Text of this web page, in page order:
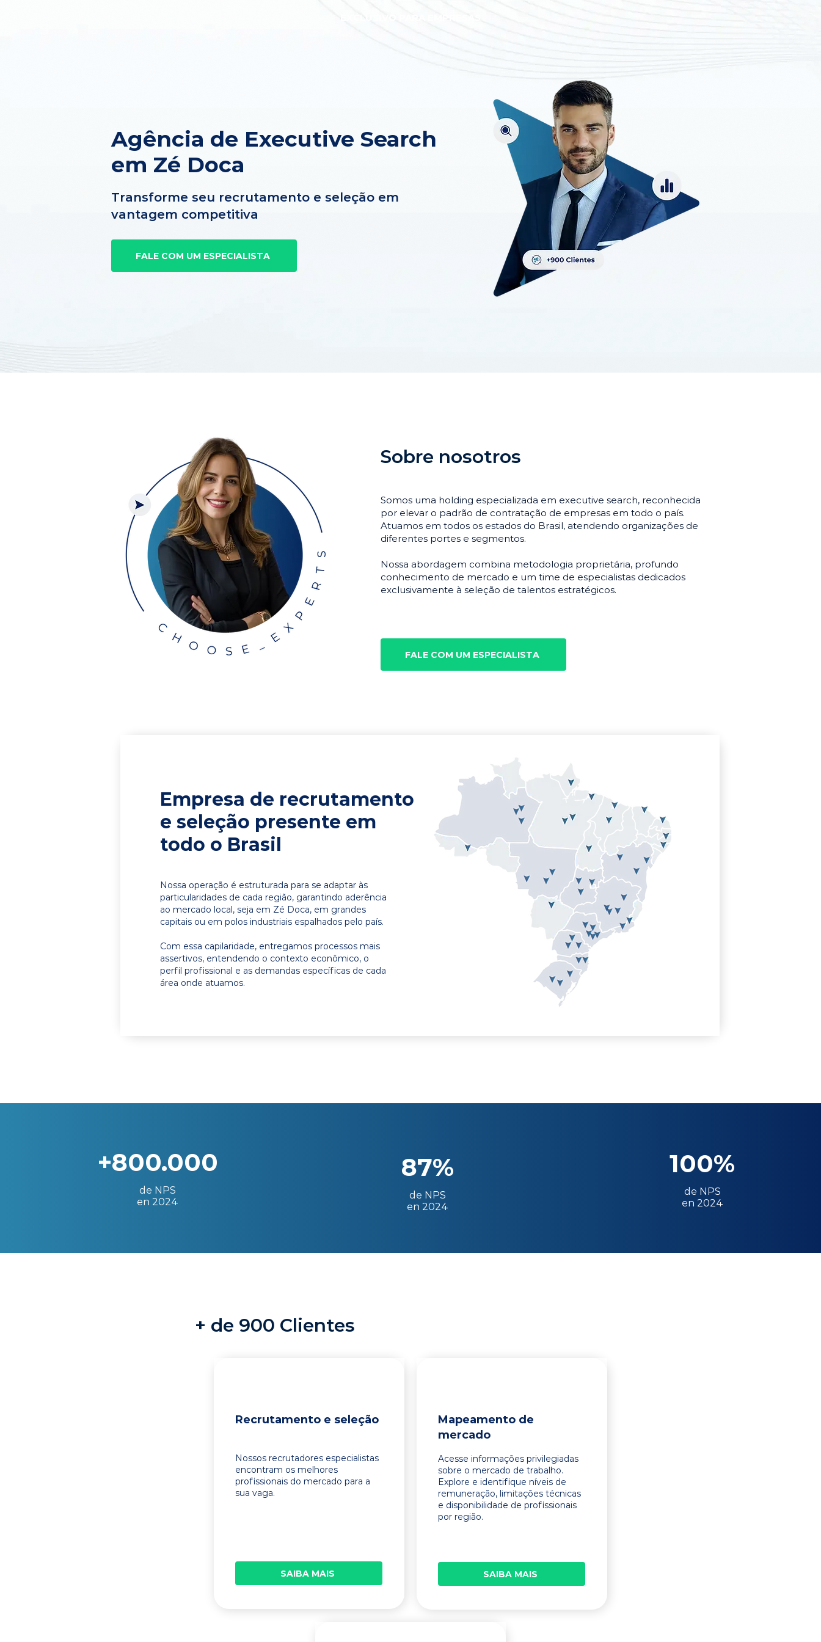
Agência de Executive Search
em Zé Doca
Transforme seu recrutamento e seleção em
vantagem competitiva
FALE COM UM ESPECIALISTA
Sobre nosotros
Somos uma holding especializada em executive search, reconhecida
por elevar o padrão de contratação de empresas em todo o país.
Atuamos em todos os estados do Brasil, atendendo organizações de
diferentes portes e segmentos.
Nossa abordagem combina metodologia proprietária, profundo
conhecimento de mercado e um time de especialistas dedicados
exclusivamente à seleção de talentos estratégicos.
FALE COM UM ESPECIALISTA
Empresa de recrutamento
e seleção presente em
todo o Brasil
Nossa operação é estruturada para se adaptar às
particularidades de cada região, garantindo aderência
ao mercado local, seja em Zé Doca, em grandes
capitais ou em polos industriais espalhados pelo país.
Com essa capilaridade, entregamos processos mais
assertivos, entendendo o contexto econômico, o
perfil profissional e as demandas específicas de cada
área onde atuamos.
+800.000
de NPS
en 2024
87%
de NPS
en 2024
100%
de NPS
en 2024
+ de 900 Clientes
Recrutamento e seleção
Nossos recrutadores especialistas
encontram os melhores
profissionais do mercado para a
sua vaga.
SAIBA MAIS
Mapeamento de
mercado
Acesse informações privilegiadas
sobre o mercado de trabalho.
Explore e identifique níveis de
remuneração, limitações técnicas
e disponibilidade de profissionais
por região.
SAIBA MAIS